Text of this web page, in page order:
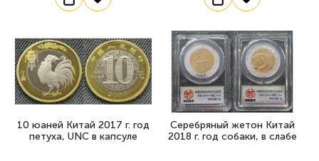
10 юаней Китай 2017 г. год
петуха, UNC в капсуле
Серебряный жетон Китай
2018 г. год собаки, в слабе